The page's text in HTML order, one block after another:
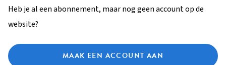
Heb je al een abonnement, maar nog geen account op de
website?
MAAK EEN ACCOUNT AAN